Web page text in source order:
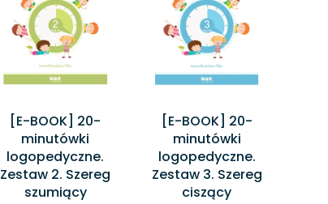
[E-BOOK] 20-
minutówki
logopedyczne.
Zestaw 2. Szereg
szumiący
[E-BOOK] 20-
minutówki
logopedyczne.
Zestaw 3. Szereg
ciszący